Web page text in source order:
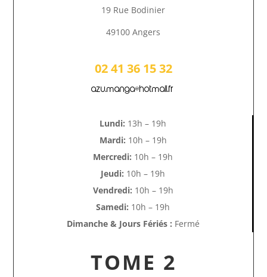
19 Rue Bodinier
49100 Angers
02 41 36 15 32
azu.manga@hotmail.fr
Lundi: 13h – 19h
Mardi: 10h – 19h
Mercredi: 10h – 19h
Jeudi: 10h – 19h
Vendredi: 10h – 19h
Samedi: 10h – 19h
Dimanche & Jours Fériés : Fermé
TOME 2